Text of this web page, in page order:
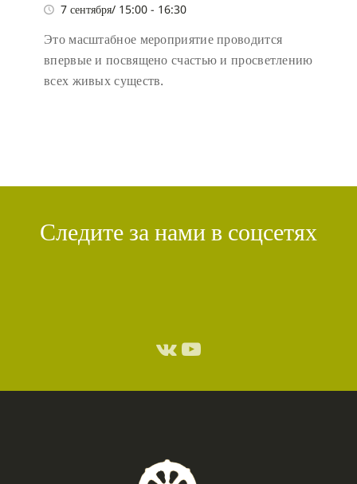
7 сентября/ 15:00 - 16:30
Это масштабное мероприятие проводится
впервые и посвящено счастью и просветлению
всех живых существ.
Следите за нами в соцсетях